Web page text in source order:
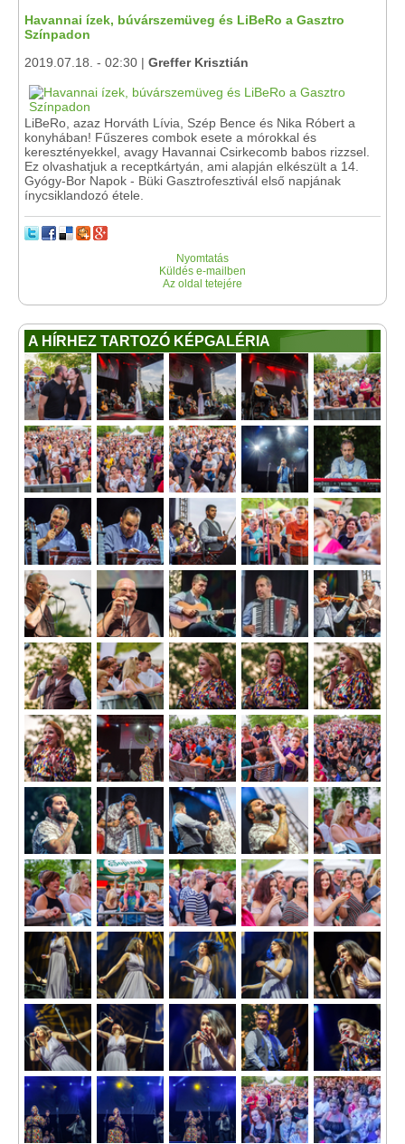
Havannai ízek, búvárszemüveg és LiBeRo a Gasztro
Színpadon
2019.07.18. - 02:30 | Greffer Krisztián
LiBeRo, azaz Horváth Lívia, Szép Bence és Nika Róbert a
konyhában! Fűszeres combok esete a mórokkal és
keresztényekkel, avagy Havannai Csirkecomb babos rizzsel.
Ez olvashatjuk a receptkártyán, ami alapján elkészült a 14.
Gyógy-Bor Napok - Büki Gasztrofesztivál első napjának
ínycsiklandozó étele.
Nyomtatás
Küldés e-mailben
Az oldal tetejére
A HÍRHEZ TARTOZÓ KÉPGALÉRIA